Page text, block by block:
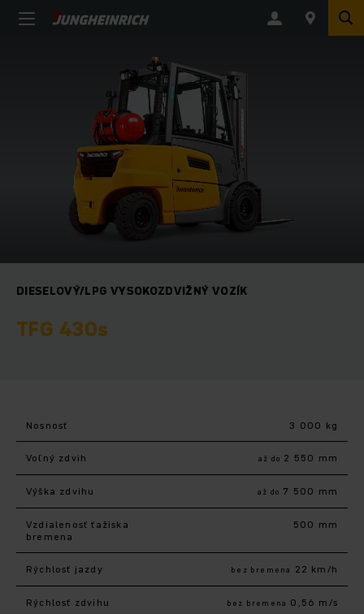
DIESELOVÝ/LPG VYSOKOZDVIŽNÝ VOZÍK
TFG 430s
Nosnosť 3 000 kg
Voľný zdvih až do 2 550 mm
Výška zdvihu až do 7 500 mm
Vzdialenosť ťažiska
bremena
500 mm
Rýchlosť jazdy bez bremena 22 km/h
Rýchlosť zdvihu bez bremena 0,56 m/s